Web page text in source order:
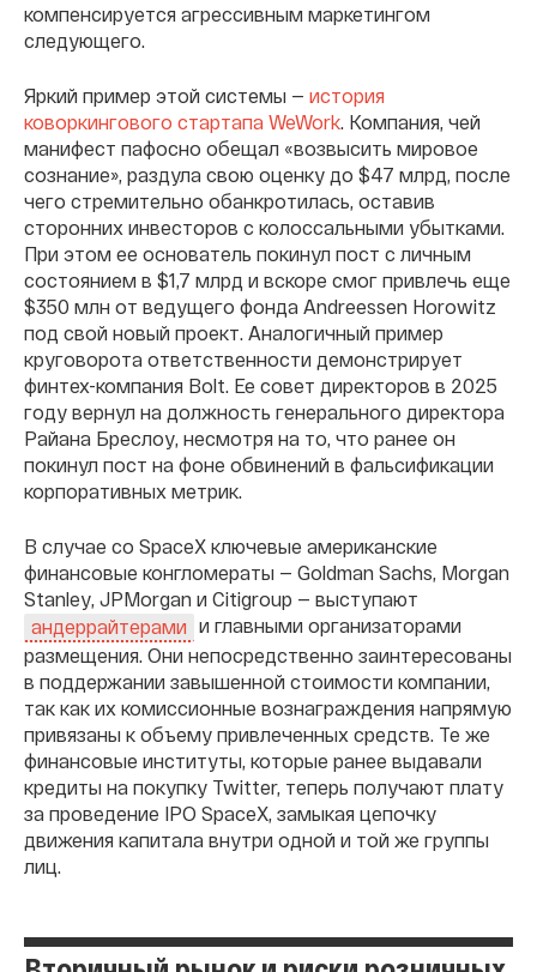
компенсируется агрессивным маркетингом
следующего.
Яркий пример этой системы — история
коворкингового стартапа WeWork . Компания, чей
манифест пафосно обещал «возвысить мировое
сознание», раздула свою оценку до $47 млрд, после
чего стремительно обанкротилась, оставив
сторонних инвесторов с колоссальными убытками.
При этом ее основатель покинул пост с личным
состоянием в $1,7 млрд и вскоре смог привлечь еще
$350 млн от ведущего фонда Andreessen Horowitz
под свой новый проект. Аналогичный пример
круговорота ответственности демонстрирует
финтех-компания Bolt. Ее совет директоров в 2025
году вернул на должность генерального директора
Райана Бреслоу, несмотря на то, что ранее он
покинул пост на фоне обвинений в фальсификации
корпоративных метрик.
В случае со SpaceX ключевые американские
финансовые конгломераты — Goldman Sachs, Morgan
Stanley, JPMorgan и Citigroup — выступают
андеррайтерами и главными организаторами
размещения. Они непосредственно заинтересованы
в поддержании завышенной стоимости компании,
так как их комиссионные вознаграждения напрямую
привязаны к объему привлеченных средств. Те же
финансовые институты, которые ранее выдавали
кредиты на покупку Twitter, теперь получают плату
за проведение IPO SpaceX, замыкая цепочку
движения капитала внутри одной и той же группы
лиц.